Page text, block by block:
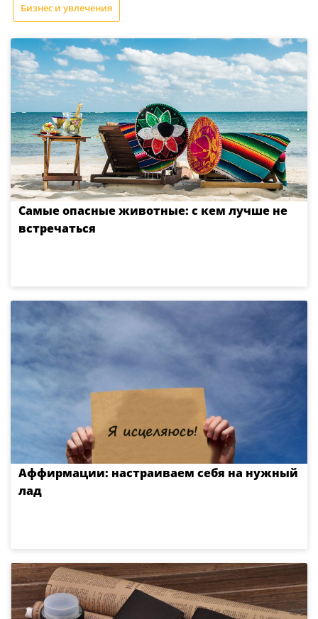
Бизнес и увлечения
Самые опасные животные: с кем лучше не
встречаться
Аффирмации: настраиваем себя на нужный
лад